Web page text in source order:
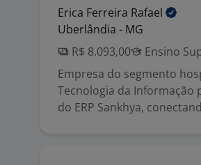
Erica Ferreira Rafael
Uberlândia - MG
R$ 8.093,00
Ensino
Empresa do segmento
Tecnologia da Informação
do ERP Sankhya,